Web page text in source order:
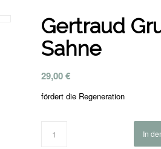
Gertraud
Sahne
29,00€
fördert die Regeneration
In